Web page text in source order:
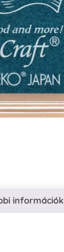
információk